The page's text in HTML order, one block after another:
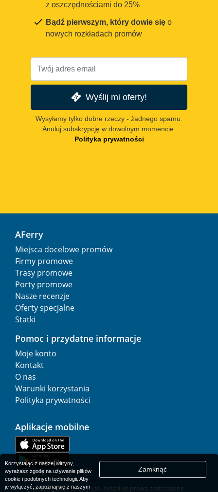
z oszczędnościami do 25%
Bądź pierwszym, który dowie się o
nowych rozkładach promów
Wyślij mi oferty!
Wysyłamy tylko dobre rzeczy - żadnego spamu.
Anuluj subskrypcję w dowolnym momencie.
Polityka prywatności
AFerry
Miejsca docelowe promów
Firmy promowe
Trasy promowe
Porty promowe
Nasze recenzje
Oferty specjalne
Statki
Pomoc i przydatne informacje
Moje konto
Kontakt
O nas
Warunki korzystania
Polityka prywatności
Aplikacje mobilne
© 1977-2026AFerry Ltd. Wszelkie prawa zastrzeżone.
Korzystając z naszej witryny,
wyrażasz zgodę na używanie plików
cookie i podobnych technologii. Aby
je wyłączyć, zapoznaj się z naszym
Zamknąć